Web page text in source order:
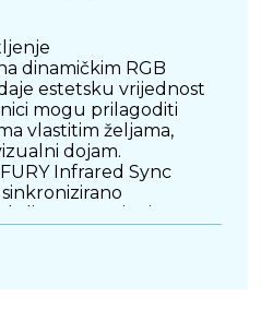
dinamičkim RGB
estetsku vrijednost
mogu prilagoditi
vlastitim željama,
dojam.
Infrared Sync